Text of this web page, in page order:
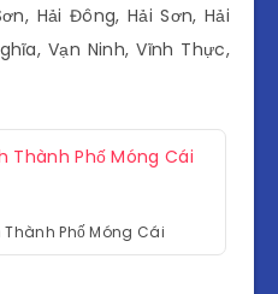
Hải Đông, Hải Sơn, Hải
Vạn Ninh, Vĩnh Thực,
Phố Móng Cái